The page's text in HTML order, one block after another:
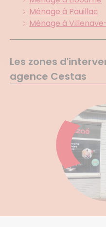
Ménage à Pauillac
Ménage à
Les zones
agence Cestas
St Jean D Illac